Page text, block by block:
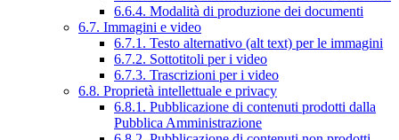
6.6.4. Modalità di produzione dei documenti
6.7. Immagini e video
6.7.1. Testo alternativo (alt text) per le immagini
6.7.2. Sottotitoli per i video
6.7.3. Trascrizioni per i video
6.8. Proprietà intellettuale e privacy
6.8.1. Pubblicazione di contenuti prodotti dalla
Pubblica Amministrazione